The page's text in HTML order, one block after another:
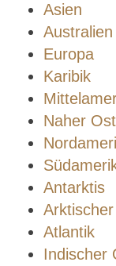
Asien
Australien
Europa
Karibik
Naher
Antarktis
Atlantik
Indischer